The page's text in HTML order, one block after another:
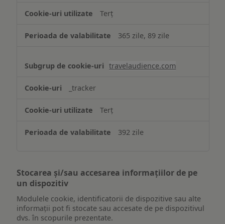
Terț
365 zile, 89 zile
travelaudience.com
_tracker
Terț
392 zile
Stocarea și/sau accesarea informațiilor de pe
un dispozitiv
Modulele cookie, identificatorii de dispozitive sau alte
informații pot fi stocate sau accesate de pe dispozitivul
dvs. în scopurile prezentate.